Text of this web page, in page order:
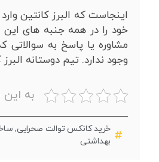
اینجاست که البرز کانتین
خود را در همه جنبه های
مشاوره یا پاسخ به
وجود ندارد. تیم دوستانه
به
خرید کانکس توالت صحرایی,
بهداشتی